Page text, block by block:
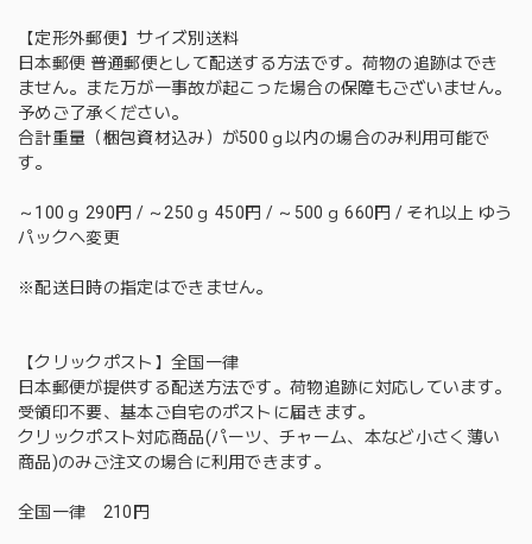
【定形外郵便】サイズ別送料
日本郵便 普通郵便として配送する方法です。荷物の追跡はでき
ません。また万が一事故が起こった場合の保障もございません。
予めご了承ください。
合計重量（梱包資材込み）が500ｇ以内の場合のみ利用可能で
す。
～100ｇ 290円 / ～250ｇ 450円 / ～500ｇ 660円 / それ以上 ゆう
パックへ変更
※配送日時の指定はできません。
【クリックポスト】全国一律
日本郵便が提供する配送方法です。荷物追跡に対応しています。
受領印不要、基本ご自宅のポストに届きます。
クリックポスト対応商品(パーツ、チャーム、本など小さく薄い
商品)のみご注文の場合に利用できます。
全国一律 210円